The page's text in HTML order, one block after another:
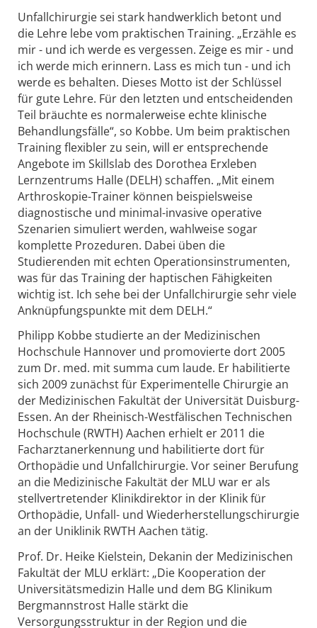
Unfallchirurgie sei stark handwerklich betont und
die Lehre lebe vom praktischen Training. „Erzähle es
mir - und ich werde es vergessen. Zeige es mir - und
ich werde mich erinnern. Lass es mich tun - und ich
werde es behalten. Dieses Motto ist der Schlüssel
für gute Lehre. Für den letzten und entscheidenden
Teil bräuchte es normalerweise echte klinische
Behandlungsfälle“, so Kobbe. Um beim praktischen
Training flexibler zu sein, will er entsprechende
Angebote im Skillslab des Dorothea Erxleben
Lernzentrums Halle (DELH) schaffen. „Mit einem
Arthroskopie-Trainer können beispielsweise
diagnostische und minimal-invasive operative
Szenarien simuliert werden, wahlweise sogar
komplette Prozeduren. Dabei üben die
Studierenden mit echten Operationsinstrumenten,
was für das Training der haptischen Fähigkeiten
wichtig ist. Ich sehe bei der Unfallchirurgie sehr viele
Anknüpfungspunkte mit dem DELH.“
Philipp Kobbe studierte an der Medizinischen
Hochschule Hannover und promovierte dort 2005
zum Dr. med. mit summa cum laude. Er habilitierte
sich 2009 zunächst für Experimentelle Chirurgie an
der Medizinischen Fakultät der Universität Duisburg-
Essen. An der Rheinisch-Westfälischen Technischen
Hochschule (RWTH) Aachen erhielt er 2011 die
Facharztanerkennung und habilitierte dort für
Orthopädie und Unfallchirurgie. Vor seiner Berufung
an die Medizinische Fakultät der MLU war er als
stellvertretender Klinikdirektor in der Klinik für
Orthopädie, Unfall- und Wiederherstellungschirurgie
an der Uniklinik RWTH Aachen tätig.
Prof. Dr. Heike Kielstein, Dekanin der Medizinischen
Fakultät der MLU erklärt: „Die Kooperation der
Universitätsmedizin Halle und dem BG Klinikum
Bergmannstrost Halle stärkt die
Versorgungsstruktur in der Region und die